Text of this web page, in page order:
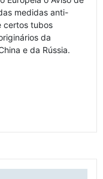
medidas anti-
certos tubos
da
e da Rússia.